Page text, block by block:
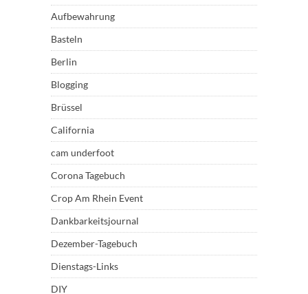
Aufbewahrung
Basteln
Berlin
Blogging
Brüssel
California
cam underfoot
Corona Tagebuch
Crop Am Rhein Event
Dankbarkeitsjournal
Dezember-Tagebuch
Dienstags-Links
DIY